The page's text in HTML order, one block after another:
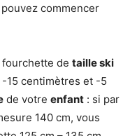
commencer
fourchette de taille ski
15 centimètres et -5
de votre enfant : si par
140 cm, vous